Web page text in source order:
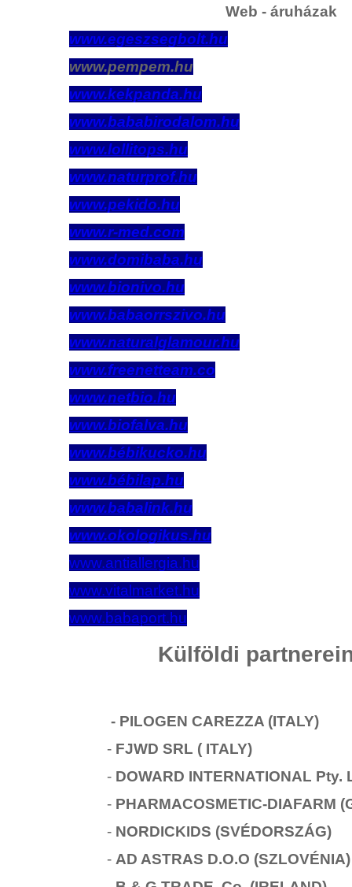
Web - áruházak
www.egeszsegbolt.hu
www.pempem.hu
www.kekpanda.hu
www.bababirodalom.hu
www.lollitops.hu
www.naturprof.hu
www.pekido.hu
www.r-med.com
www.domibaba.hu
www.bionivo.hu
www.babaorrszivo.hu
www.naturalglamour.hu
www.freenetteam.co
www.netbio.hu
www.biofalva.hu
www.bébikucko.hu
www.bébilap.hu
www.babalink.hu
www.okologikus.hu
www.antiallergia.hu
www.vitalmarket.hu
www.babaport.hu
Külföldi
- PILOGEN CAREZZA (ITALY)
- FJWD SRL ( ITALY)
- DOWARD INTERNATIONAL Pty.
- PHARMACOSMETIC-DIAFARM
- NORDICKIDS (SVÉDORSZÁG)
- AD ASTRAS D.O.O (SZLOVÉNIA)